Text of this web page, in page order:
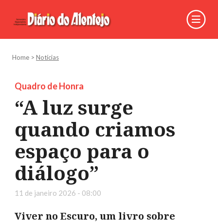
Home > Notícias
Quadro de Honra
“A luz surge
quando criamos
espaço para o
diálogo”
11 de janeiro 2026 - 08:00
Viver no Escuro, um livro sobre